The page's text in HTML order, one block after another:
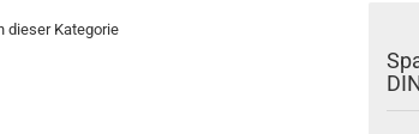
dieser Kategorie